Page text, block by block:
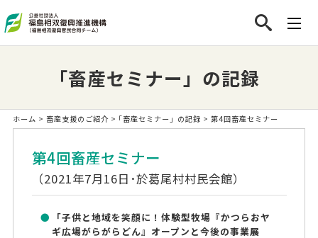
｢畜産セミナー」の記録
ホーム > 畜産支援のご紹介> ｢畜産セミナー」の記録 > 第4回畜産セミナー
第4回畜産セミナー
（2021年7月16日･於葛尾村村民会館）
「子供と地域を笑顔に！体験型牧場『かつらおヤ
ギ広場がらがらどん』オープンと今後の事業展